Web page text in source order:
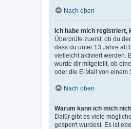
Nach oben
Ich habe mich registriert,
Überprüfe zuerst, ob du
dass du unter 13 Jahre alt
vielleicht aktiviert werden.
wurde dir mitgeteilt, ob
oder die E-Mail von einem
Nach oben
Warum kann ich mich
Dafür gibt es viele
gesperrt wurdest. Es ist